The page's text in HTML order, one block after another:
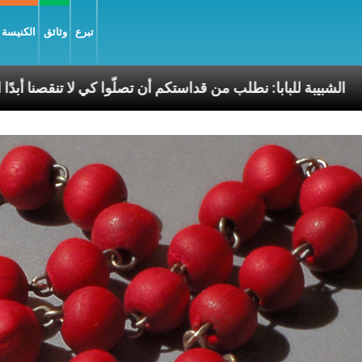
وثائق تبرع
الشبيبة للبابا: نطلب من قداستكم أن تصلّوا السّلام